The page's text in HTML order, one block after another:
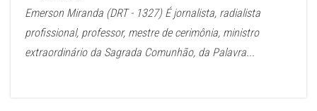
Emerson Miranda (DRT - 1327) É jornalista, radialista
profissional, professor, mestre de cerimônia, ministro
extraordinário da Sagrada Comunhão, da Palavra...